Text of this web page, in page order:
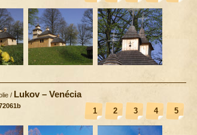
/ Lukov – Venécia
1 2 3 4 5